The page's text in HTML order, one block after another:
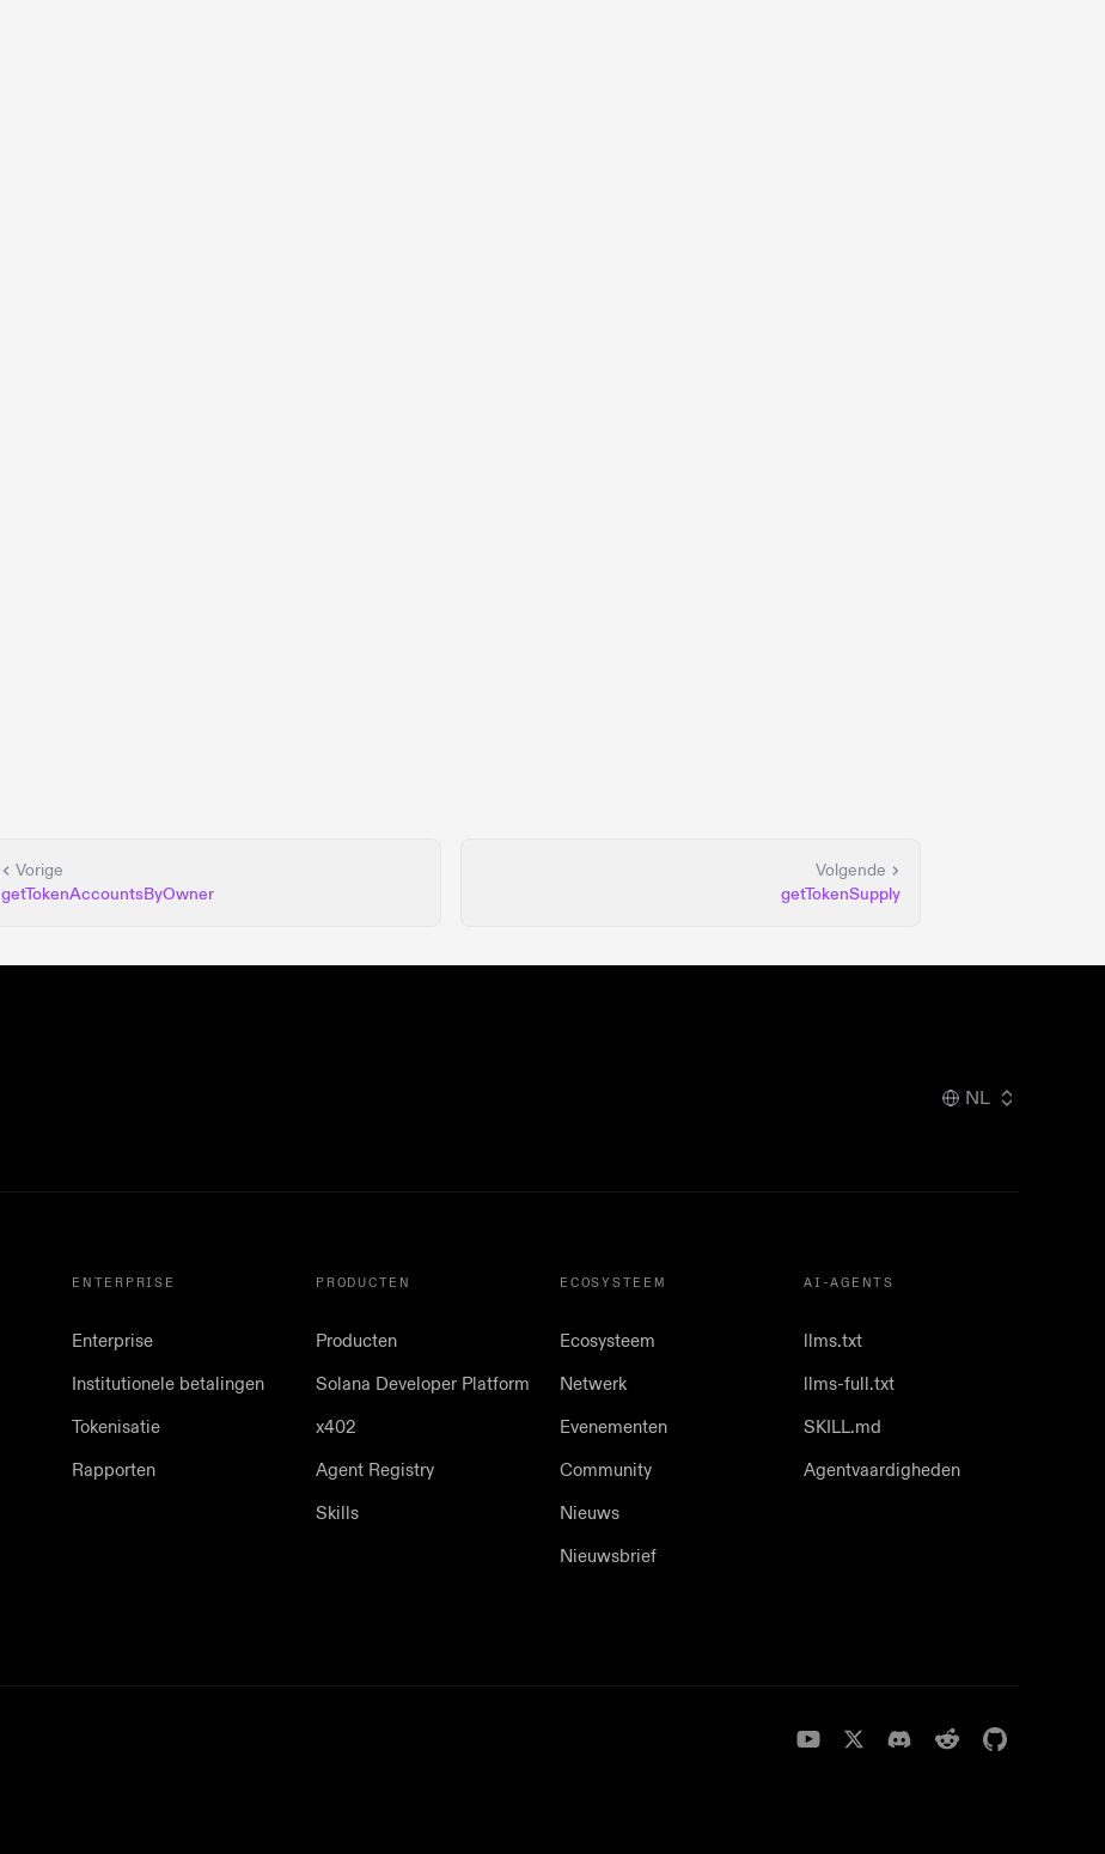
Vorige
getTokenAccountsByOwner
Volgende
getTokenSupply
NL
ENTERPRISE
Enterprise
Institutionele betalingen
Tokenisatie
Rapporten
PRODUCTEN
Producten
Solana Developer Platform
x402
Agent Registry
Skills
ECOSYSTEEM
Ecosysteem
Netwerk
Evenementen
Community
Nieuws
Nieuwsbrief
AI-AGENTS
llms.txt
llms-full.txt
SKILL.md
Agentvaardigheden